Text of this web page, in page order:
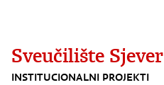
Sveučilište Sjever
INSTITUCIONALNI PROJEKTI